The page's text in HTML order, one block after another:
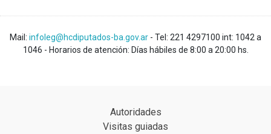
Mail: infoleg@hcdiputados-ba.gov.ar - Tel: 221 4297100 int: 1042 a
1046 - Horarios de atención: Días hábiles de 8:00 a 20:00 hs.
Autoridades
Visitas guiadas